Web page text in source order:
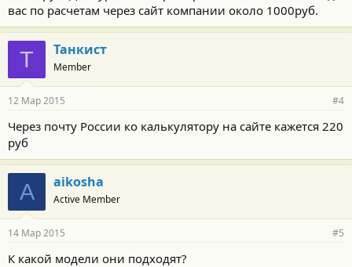
вас по расчетам через сайт компании около 1000руб.
Т Танкист
Member
12 Мар 2015 #4
Через почту России ко калькулятору на сайте кажется 220
руб
A aikosha
Active Member
14 Мар 2015 #5
К какой модели они подходят?